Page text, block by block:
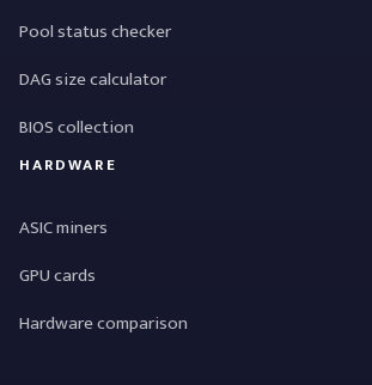
Pool status checker
DAG size calculator
BIOS collection
HARDWARE
ASIC miners
GPU cards
Hardware comparison